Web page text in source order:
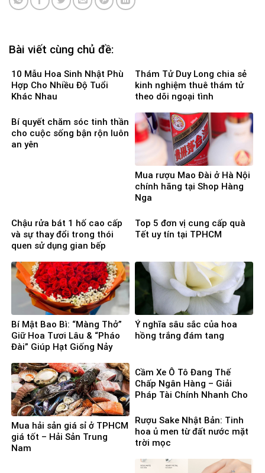
Bài viết cùng chủ đề:
10 Mẫu Hoa Sinh Nhật Phù
Hợp Cho Nhiều Độ Tuổi
Khác Nhau
Thám Tử Duy Long chia sẻ
kinh nghiệm thuê thám tử
theo dõi ngoại tình
Bí quyết chăm sóc tinh thần
cho cuộc sống bận rộn luôn
an yên
Mua rượu Mao Đài ở Hà Nội
chính hãng tại Shop Hàng
Nga
Chậu rửa bát 1 hố cao cấp
và sự thay đổi trong thói
quen sử dụng gian bếp
Top 5 đơn vị cung cấp quà
Tết uy tín tại TPHCM
Bí Mật Bao Bì: “Màng Thở”
Giữ Hoa Tươi Lâu & “Pháo
Đài” Giúp Hạt Giống Nảy
Ý nghĩa sâu sắc của hoa
hồng trắng đám tang
Mua hải sản giá sỉ ở TPHCM
giá tốt – Hải Sản Trung
Nam
Cầm Xe Ô Tô Đang Thế
Chấp Ngân Hàng – Giải
Pháp Tài Chính Nhanh Cho
Rượu Sake Nhật Bản: Tinh
hoa ủ men từ đất nước mặt
trời mọc